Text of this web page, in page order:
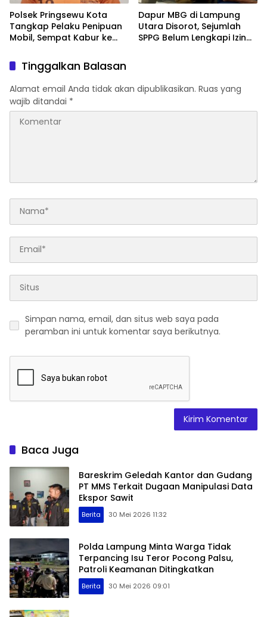
Polsek Pringsewu Kota
Tangkap Pelaku Penipuan
Mobil, Sempat Kabur ke
Dapur MBG di Lampung
Utara Disorot, Sejumlah
SPPG Belum Lengkapi Izin
Tinggalkan Balasan
Alamat email Anda tidak akan dipublikasikan. Ruas yang
wajib ditandai *
Simpan nama, email, dan situs web saya pada
peramban ini untuk komentar saya berikutnya.
Baca Juga
Bareskrim Geledah Kantor dan Gudang
PT MMS Terkait Dugaan Manipulasi Data
Ekspor Sawit
Berita 30 Mei 2026 11:32
Polda Lampung Minta Warga Tidak
Terpancing Isu Teror Pocong Palsu,
Patroli Keamanan Ditingkatkan
Berita 30 Mei 2026 09:01